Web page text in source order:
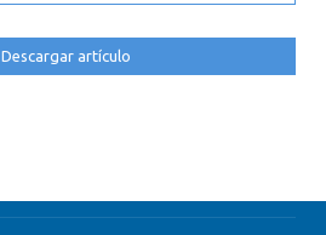
Descargar artículo